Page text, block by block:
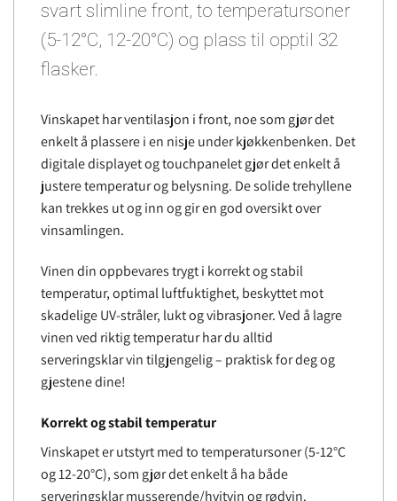
svart slimline front, to temperatursoner
(5-12°C, 12-20°C) og plass til opptil 32
flasker.
Vinskapet har ventilasjon i front, noe som gjør det
enkelt å plassere i en nisje under kjøkkenbenken. Det
digitale displayet og touchpanelet gjør det enkelt å
justere temperatur og belysning. De solide trehyllene
kan trekkes ut og inn og gir en god oversikt over
vinsamlingen.
Vinen din oppbevares trygt i korrekt og stabil
temperatur, optimal luftfuktighet, beskyttet mot
skadelige UV-stråler, lukt og vibrasjoner. Ved å lagre
vinen ved riktig temperatur har du alltid
serveringsklar vin tilgjengelig – praktisk for deg og
gjestene dine!
Korrekt og stabil temperatur
Vinskapet er utstyrt med to temperatursoner (5-12°C
og 12-20°C), som gjør det enkelt å ha både
serveringsklar musserende/hvitvin og rødvin.